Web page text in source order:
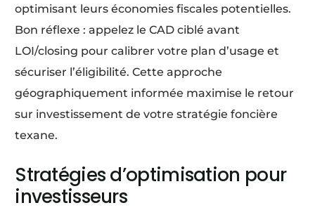
optimisant leurs économies fiscales potentielles.
Bon réflexe : appelez le CAD ciblé avant
LOI/closing pour calibrer votre plan d’usage et
sécuriser l’éligibilité. Cette approche
géographiquement informée maximise le retour
sur investissement de votre stratégie foncière
texane.
Stratégies d’optimisation pour
investisseurs